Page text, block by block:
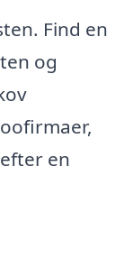
Find en
og
en